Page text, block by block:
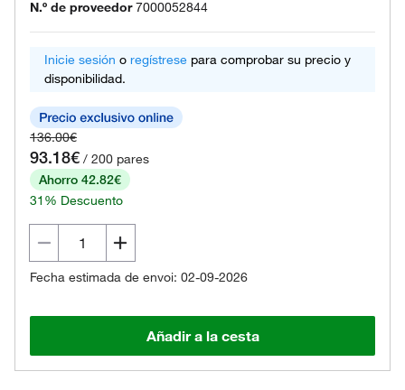
N.º de proveedor 7000052844
Inicie sesión o regístrese para comprobar su precio y
disponibilidad.
136.00€
93.18€ / 200 pares
Ahorro 42.82€
31% Descuento
Fecha estimada de envoi: 02-09-2026
Añadir a la cesta